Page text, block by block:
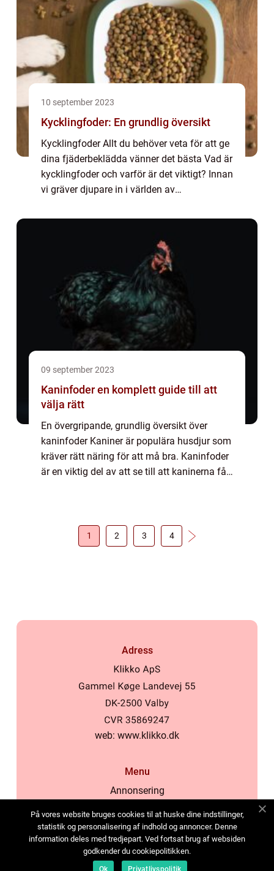
10 september 2023
Kycklingfoder: En grundlig översikt
Kycklingfoder Allt du behöver veta för att ge
dina fjäderbeklädda vänner det bästa Vad är
kycklingfoder och varför är det viktigt? Innan
vi gräver djupare in i världen av
faktiskt är och varför det är vikti...
09 september 2023
Kaninfoder en komplett guide till att
välja rätt
En övergripande, grundlig översikt över
kaninfoder Kaniner är populära husdjur som
kräver rätt näring för att må bra. Kaninfoder
är en viktig del av att se till att kaninerna får
1 2 3 4
Adress
web: www.klikko.dk
Menu
Annonsering
Cookies
Kontakta oss
Sitemap
På vores website bruges cookies til at huske dine indstillinger,
statistik og personalisering af indhold og annoncer. Denne
information deles med tredjepart. Ved fortsat brug af websiden
godkender du cookiepolitikken.
Ok Privatlivspolitik